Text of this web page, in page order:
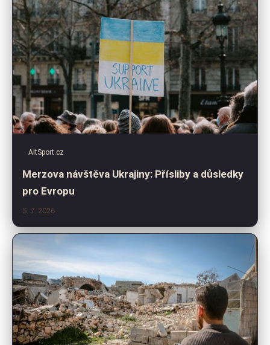
AltSport.cz
Merzova návštěva Ukrajiny: Přísliby a důsledky
pro Evropu
5. 7. 2026